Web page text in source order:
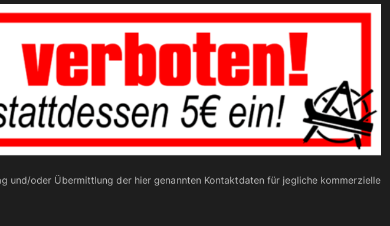
und/oder Übermittlung der hier genannten Kontaktdaten für jegliche kommerzielle